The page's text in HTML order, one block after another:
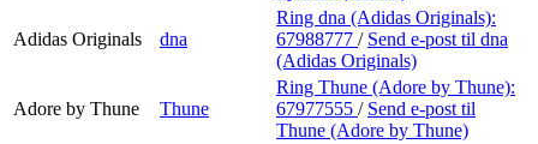
Adidas Originals dna
Ring dna (Adidas Originals):
67988777 / Send e-post til dna
(Adidas Originals)
Adore by Thune Thune
Ring Thune (Adore by Thune):
67977555 / Send e-post til
Thune (Adore by Thune)